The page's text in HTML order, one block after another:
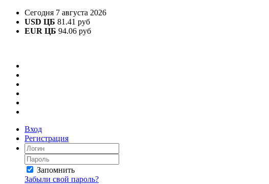
Сегодня 7 августа 2026
USD ЦБ 81.41 руб
EUR ЦБ 94.06 руб
Вход
Регистрация
Запомнить
Забыли свой пароль?